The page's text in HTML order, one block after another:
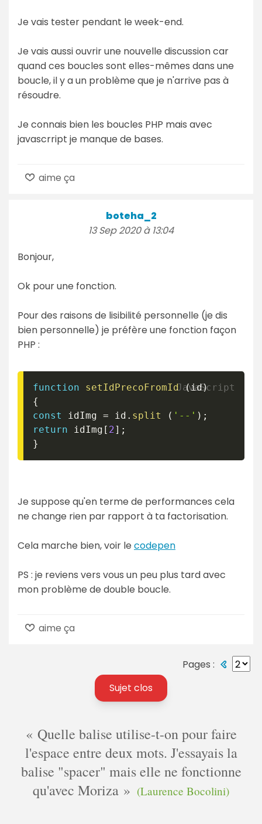
Je vais tester pendant le week-end.
Je vais aussi ouvrir une nouvelle discussion car
quand ces boucles sont elles-mêmes dans une
boucle, il y a un problème que je n'arrive pas à
résoudre.
Je connais bien les boucles PHP mais avec
javascrript je manque de bases.
aime ça
boteha_2
13 Sep 2020 à 13:04
Bonjour,
Ok pour une fonction.
Pour des raisons de lisibilité personnelle (je dis
bien personnelle) je préfère une fonction façon
PHP :
function setIdPrecoFromId (id)
{
const
idImg = id . split ( '--' ) ;
return idImg [ 2] ;
}
Je suppose qu'en terme de performances cela
ne change rien par rapport à ta factorisation.
Cela marche bien, voir le codepen
PS : je reviens vers vous un peu plus tard avec
mon problème de double boucle.
aime ça
Pages :
Sujet clos
Quelle balise utilise-t-on pour faire
l'espace entre deux mots. J'essayais la
balise "spacer" mais elle ne fonctionne
qu'avec Moriza
(Laurence Bocolini)